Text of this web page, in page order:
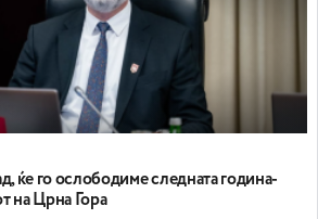
ќе го ослободиме следната година-
на Црна Гора